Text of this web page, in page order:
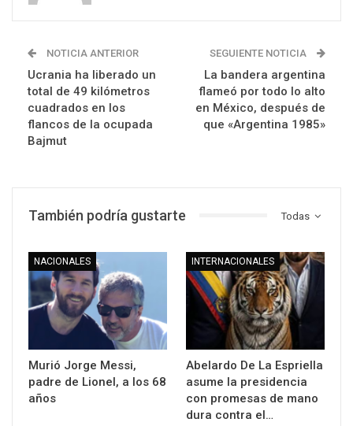
NOTICIA ANTERIOR
Ucrania ha liberado un
total de 49 kilómetros
cuadrados en los
flancos de la ocupada
Bajmut
SEGUIENTE NOTICIA
La bandera argentina
flameó por todo lo alto
en México, después de
que «Argentina 1985»
Todas
También podría gustarte
NACIONALES
Murió Jorge Messi,
padre de Lionel, a los 68
años
INTERNACIONALES
Abelardo De La Espriella
asume la presidencia
con promesas de mano
dura contra el…